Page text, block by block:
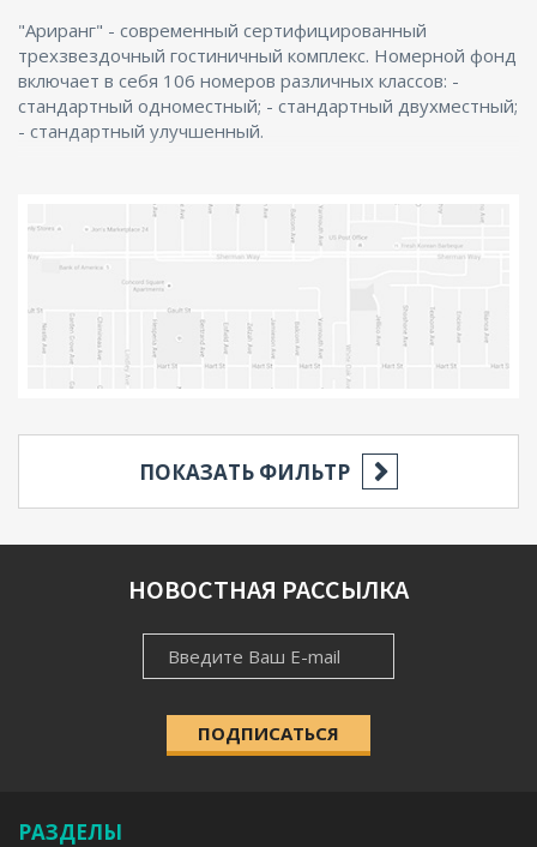
"Ариранг" - современный сертифицированный
трехзвездочный гостиничный комплекс. Номерной фонд
включает в себя 106 номеров различных классов: -
стандартный одноместный; - стандартный двухместный;
- стандартный улучшенный.
ПОКАЗАТЬ ФИЛЬТР
НАСЕЛЁННЫЙ ПУНКТ
НОВОСТНАЯ РАССЫЛКА
ПОДПИСАТЬСЯ
РАЗДЕЛЫ